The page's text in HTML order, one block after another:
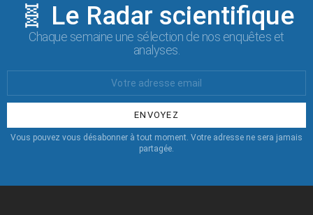
🧬 Le Radar scientifique
Chaque semaine une sélection de nos enquêtes et
analyses.
:
Vous pouvez vous désabonner à tout moment. Votre adresse ne sera jamais
partagée.